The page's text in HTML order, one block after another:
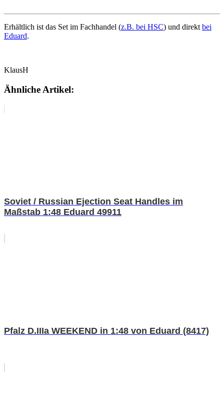
Erhältlich ist das Set im Fachhandel (z.B. bei HSC) und direktbei
Eduard.
KlausH
Ähnliche Artikel:
Soviet / Russian Ejection Seat Handles im
Maßstab 1:48 Eduard 49911
Pfalz D.IIIa WEEKEND in 1:48 von Eduard (8417)